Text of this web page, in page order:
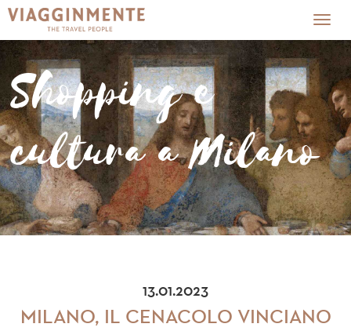
Shopping e
cultura a Milano
13.01.2023
MILANO, IL CENACOLO VINCIANO